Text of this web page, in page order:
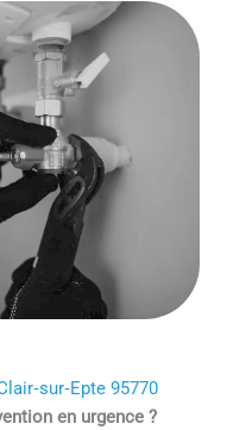
95770
en urgence ?